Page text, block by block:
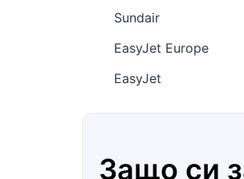
Sundair
EasyJet Europe
EasyJet
Защо си